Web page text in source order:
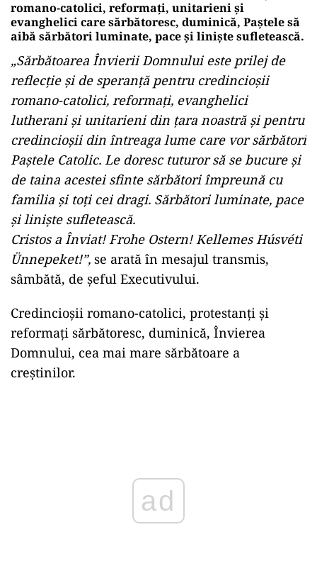
romano-catolici, reformaţi, unitarieni şi
evanghelici care sărbătoresc, duminică, Paştele să
aibă sărbători luminate, pace şi linişte sufletească.
„Sărbătoarea Învierii Domnului este prilej de
reflecţie şi de speranţă pentru credincioşii
romano-catolici, reformaţi, evanghelici
lutherani şi unitarieni din ţara noastră şi pentru
credincioşii din întreaga lume care vor sărbători
Paştele Catolic. Le doresc tuturor să se bucure şi
de taina acestei sfinte sărbători împreună cu
familia şi toţi cei dragi. Sărbători luminate, pace
şi linişte sufletească.
Cristos a Înviat! Frohe Ostern! Kellemes Húsvéti
Ünnepeket!”, se arată în mesajul transmis,
sâmbătă, de şeful Executivului.
Credincioşii romano-catolici, protestanţi şi
reformaţi sărbătoresc, duminică, Învierea
Domnului, cea mai mare sărbătoare a
creştinilor.